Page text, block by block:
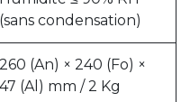
(sans condensation)
260 (An) × 240 (Fo) ×
47 (Al) mm / 2 Kg